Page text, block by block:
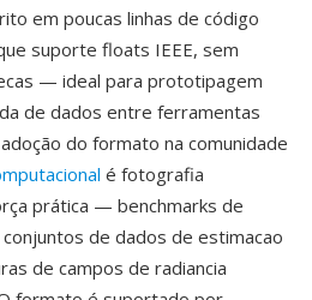
em poucas linhas de código
suporte floats IEEE, sem
— ideal para prototipagem
de dados entre ferramentas
do formato na comunidade
é fotografia
prática — benchmarks de
de dados de estimacao
de campos de radiancia